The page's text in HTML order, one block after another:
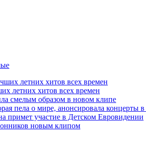
летних хитов всех времен
смелым образом в новом клипе
пела о мире, анонсировала концерты
примет участие в Детском Евровидении
новым клипом